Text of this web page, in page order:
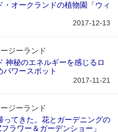
・オークランドの植物園「ウィ
2017-12-13
ジーランド
神秘のエネルギーを感じるロ
パワースポット
2017-11-21
ジーランド
ってきた。花とガーデニングの
ラワー＆ガーデンショー」